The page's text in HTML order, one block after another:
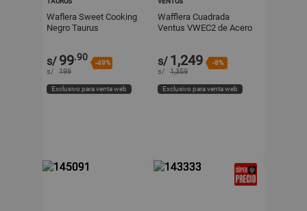
Waflera Sweet Cooking
Negro Taurus
s/ 99.90
-49%
s/ 199
Exclusivo para venta web
Wafflera Cuadrada
Ventus VWEC2 de Acero
s/ 1,249 -8%
s/ 1,359
Exclusivo para venta web